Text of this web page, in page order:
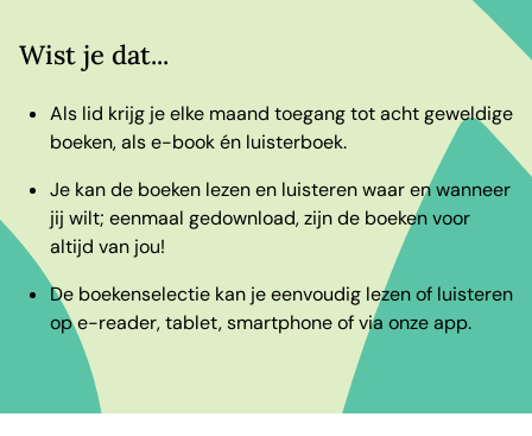
Wist je dat...
Als lid krijg je elke maand toegang tot acht geweldige
boeken, als e-book én luisterboek.
Je kan de boeken lezen en luisteren waar en wanneer
jij wilt; eenmaal gedownload, zijn de boeken voor
altijd van jou!
De boekenselectie kan je eenvoudig lezen of luisteren
op e-reader, tablet, smartphone of via onze app.